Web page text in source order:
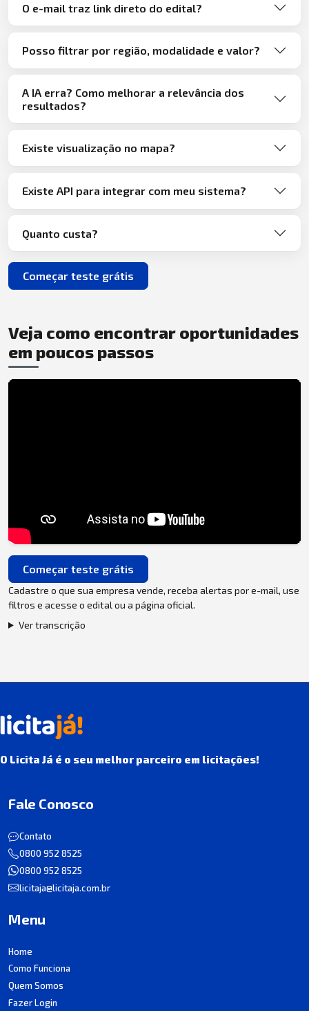
O e-mail traz link direto do edital?
Posso filtrar por região, modalidade e valor?
A IA erra? Como melhorar a relevância dos
resultados?
Existe visualização no mapa?
Existe API para integrar com meu sistema?
Quanto custa?
Começar teste grátis
Veja como encontrar oportunidades
em poucos passos
Começar teste grátis
Cadastre o que sua empresa vende, receba alertas por e-mail, use
filtros e acesse o edital ou a página oficial.
Ver transcrição
O Licita Já é o seu melhor parceiro em licitações!
Fale Conosco
Contato
0800 952 8525
0800 952 8525
licitaja@licitaja.com.br
Menu
Home
Como Funciona
Quem Somos
Fazer Login